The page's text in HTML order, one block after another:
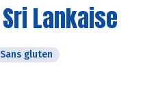
Lankaise
Sans gluten